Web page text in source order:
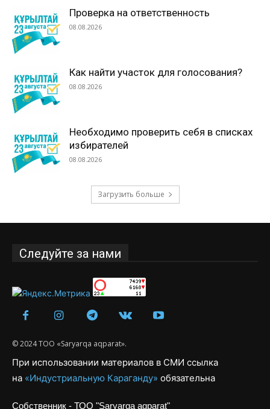
Проверка на ответственность
08.08.2026
Как найти участок для голосования?
08.08.2026
Необходимо проверить себя в списках
избирателей
08.08.2026
Загрузить больше
Следуйте за нами
© 2024 ТОО «Saryarqa aqparat».
При использовании материалов в СМИ ссылка
на «Индустриальную Караганду» обязательна
Собственник - ТОО "Saryarqa aqparat"